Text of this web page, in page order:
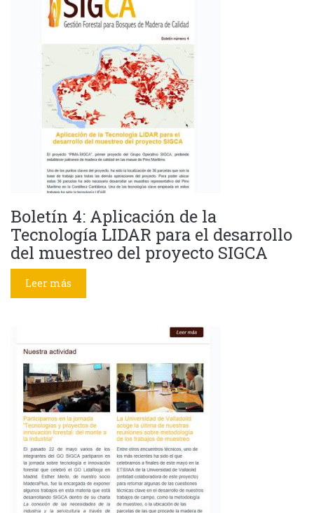
Boletín 4: Aplicación de la
Tecnología LIDAR para el desarrollo
del muestreo del proyecto SIGCA
Leer más